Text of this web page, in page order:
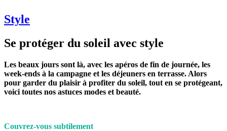
Style
Se protéger du soleil avec style
Les beaux jours sont là, avec les apéros de fin de journée, les
week-ends à la campagne et les déjeuners en terrasse. Alors
pour garder du plaisir à profiter du soleil, tout en se protégeant,
voici toutes nos astuces modes et beauté.
Couvrez-vous subtilement